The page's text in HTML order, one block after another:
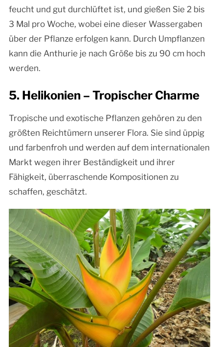
feucht und gut durchlüftet ist, und gießen Sie 2 bis
3 Mal pro Woche, wobei eine dieser Wassergaben
über der Pflanze erfolgen kann. Durch Umpflanzen
kann die Anthurie je nach Größe bis zu 90 cm hoch
werden.
5. Helikonien – Tropischer Charme
Tropische und exotische Pflanzen gehören zu den
größten Reichtümern unserer Flora. Sie sind üppig
und farbenfroh und werden auf dem internationalen
Markt wegen ihrer Beständigkeit und ihrer
Fähigkeit, überraschende Kompositionen zu
schaffen, geschätzt.